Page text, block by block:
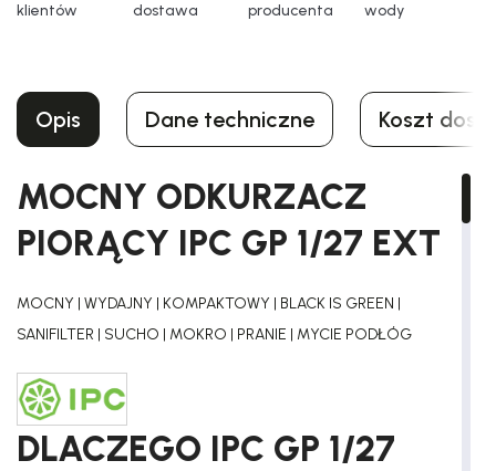
klientów
dostawa
producenta
wody
Opis Dane techniczne Koszt
MOCNY ODKURZACZ
PIORĄCY IPC GP 1/27 EXT
MOCNY | WYDAJNY | KOMPAKTOWY | BLACK IS GREEN |
SANIFILTER | SUCHO | MOKRO | PRANIE | MYCIE PODŁÓG
DLACZEGO IPC GP 1/27